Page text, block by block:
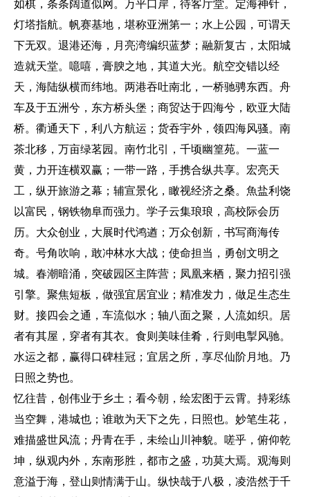
灯塔指航。帆赛基地，堪称亚洲第一；水上公园，可谓天
下无双。退港还海，月亮湾编织蓝梦；融新复古，太阳城
造就天堂。噫嘻，膏腴之地，其道大光。航空交错以经
天，海陆纵横而纬地。两港吞吐南北，一桥驰骋东西。舟
车及于五洲兮，东方桥头堡；商贸达于四海兮，欧亚大陆
桥。衢通天下，利八方航运；货吞宇外，领四海风骚。南
茶北移，万亩绿茗园。南竹北引，千顷幽篁苑。一蓝一
黄，力开连横双赢；一带一路，手携合纵共享。宏亮天
工，纵开旅游之幕；辅宣景化，瞰视经济之桑。魚盐利饶
以富民，钢铁物阜而强力。学子云集琅琅，高校际会历
历。大众创业，大展时代鸿遒；万众创新，书写商海传
奇。号角吹响，敢冲林水大战；使命担当，勇创文明之
城。春潮暗涌，突破园区主阵营；凤凰来栖，聚力招引强
引擎。聚焦短板，做强宜居宜业；精准发力，做足生态生
财。接四会之通，车流似水；轴八面之聚，人流如织。居
者有其屋，穿者有其衣。食则美味佳肴，行则电掣风驰。
水运之都，赢得口碑桂冠；宜居之所，享尽仙阶月地。乃
日照之势也。
忆往昔，创伟业于乡土；看今朝，绘宏图于云霄。持彩练
当空舞，港城也；谁敢为天下之先，日照也。妙笔生花，
难描盛世风流；丹青在手，未绘山川神貌。嗟乎，俯仰乾
坤，纵观内外，东南形胜，都市之盛，功莫大焉。观海则
意溢于海，登山则情满于山。纵快哉于八极，凌浩然于千